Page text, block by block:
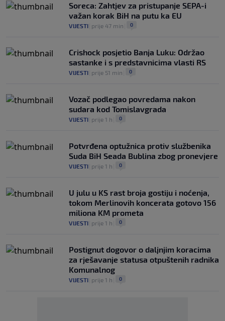
Soreca: Zahtjev za pristupanje SEPA-i
važan korak BiH na putu ka EU
VIJESTI prije 47 min 0
Crishock posjetio Banja Luku: Održao
sastanke i s predstavnicima vlasti RS
VIJESTI prije 51 min 0
Vozač podlegao povredama nakon
sudara kod Tomislavgrada
VIJESTI prije 1 h 0
Potvrđena optužnica protiv službenika
Suda BiH Seada Bublina zbog pronevjere
VIJESTI prije 1 h 0
U julu u KS rast broja gostiju i noćenja,
tokom Merlinovih koncerata gotovo 156
miliona KM prometa
VIJESTI prije 1 h 0
Postignut dogovor o daljnjim koracima
za rješavanje statusa otpuštenih radnika
Komunalnog
VIJESTI prije 1 h 0